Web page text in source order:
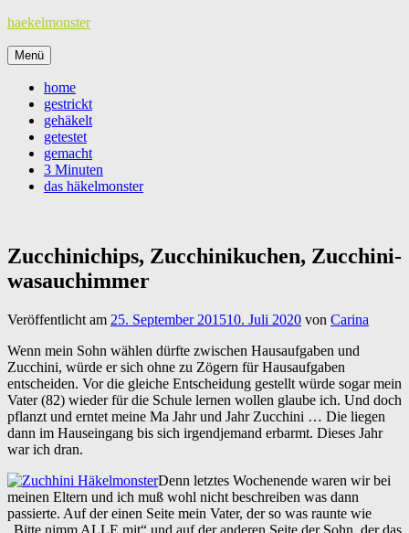
Zum
springen
haekelmonster
Menü
home
gestrickt
gehäkelt
getestet
gemacht
3 Minuten
das häkelmonster
Zucchinichips, Zucchinikuchen, Zucchini-
wasauchimmer
Veröffentlicht am 25. September 201510. Juli 2020 von Carina
Wenn mein Sohn wählen dürfte zwischen Hausaufgaben und
Zucchini, würde er sich ohne zu Zögern für Hausaufgaben
entscheiden. Vor die gleiche Entscheidung gestellt würde sogar mein
Vater (82) wieder für die Schule lernen wollen glaube ich. Und doch
pflanzt und erntet meine Ma Jahr und Jahr Zucchini … Die liegen
dann im Hauseingang bis sich irgendjemand erbarmt. Dieses Jahr
war ich dran.
Denn letztes Wochenende waren wir bei
meinen Eltern und ich muß wohl nicht beschreiben was dann
passierte. Auf der einen Seite mein Vater, der so was raunte wie
„Bitte nimm ALLE mit“ und auf der anderen Seite der Sohn, der das